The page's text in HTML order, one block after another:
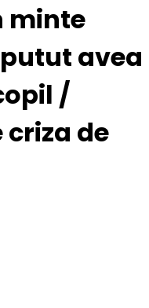
minte
avea
/
de